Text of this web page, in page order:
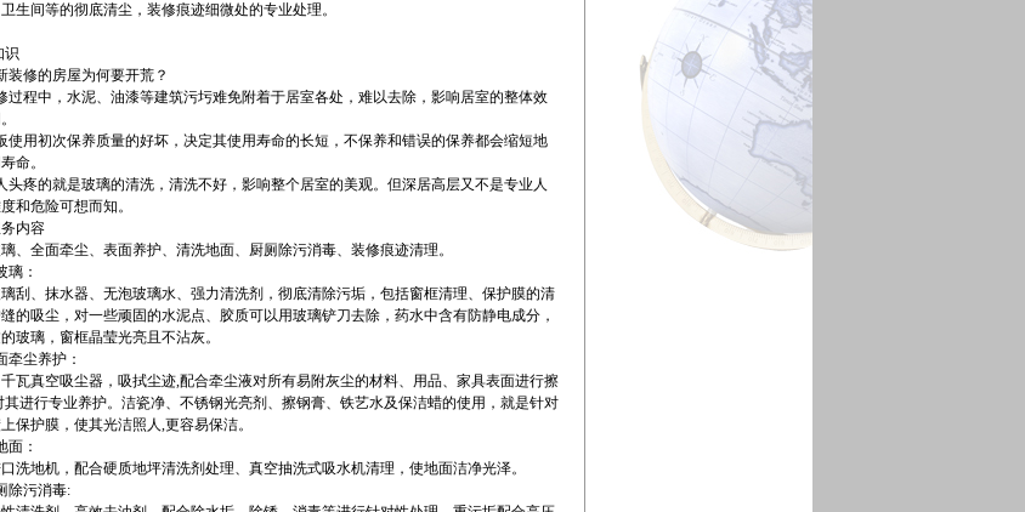
生间等的彻底清尘，装修痕迹细微处的专业处理。
修的房屋为何要开荒？
过程中，水泥、油漆等建筑污圬难免附着于居室各处，难以去除，影响居室的整体效
使用初次保养质量的好坏，决定其使用寿命的长短，不保养和错误的保养都会缩短地
命。
头疼的就是玻璃的清洗，清洗不好，影响整个居室的美观。但深居高层又不是专业人
和危险可想而知。
内容
、全面牵尘、表面养护、清洗地面、厨厕除污消毒、装修痕迹清理。
璃：
刮、抹水器、无泡玻璃水、强力清洗剂，彻底清除污垢，包括窗框清理、保护膜的清
的吸尘，对一些顽固的水泥点、胶质可以用玻璃铲刀去除，药水中含有防静电成分，
玻璃，窗框晶莹光亮且不沾灰。
尘养护：
瓦真空吸尘器，吸拭尘迹,配合牵尘液对所有易附灰尘的材料、用品、家具表面进行擦
其进行专业养护。洁瓷净、不锈钢光亮剂、擦钢膏、铁艺水及保洁蜡的使用，就是针对
保护膜，使其光洁照人,更容易保洁。
面：
洗地机，配合硬质地坪清洗剂处理、真空抽洗式吸水机清理，使地面洁净光泽。
除污消毒: